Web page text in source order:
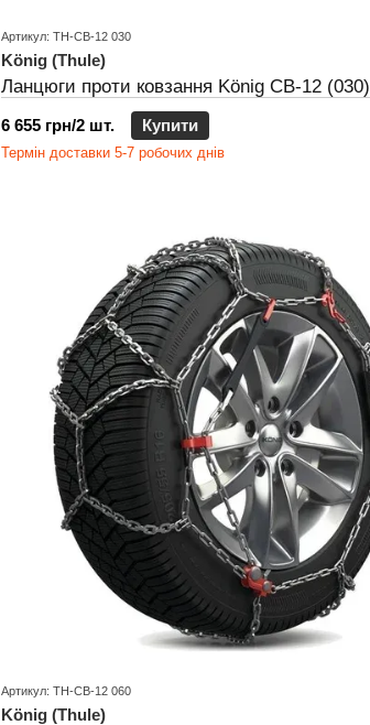
Артикул: TH-CB-12 030
König (Thule)
Ланцюги проти ковзання König CB-12 (030)
6 655 грн/2 шт. Купити
Термін доставки 5-7 робочих днів
Артикул: TH-CB-12 060
König (Thule)